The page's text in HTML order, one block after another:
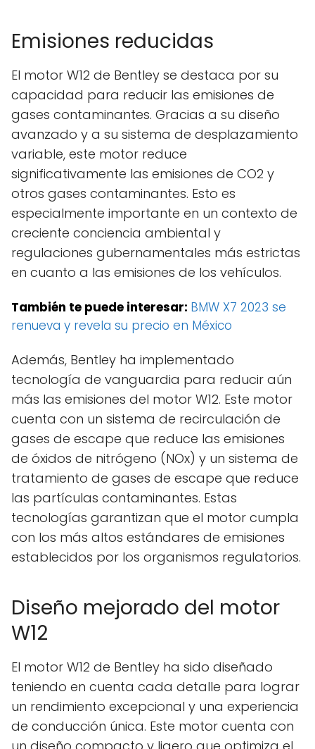
Emisiones reducidas
El motor W12 de Bentley se destaca por su
capacidad para reducir las emisiones de
gases contaminantes. Gracias a su diseño
avanzado y a su sistema de desplazamiento
variable, este motor reduce
significativamente las emisiones de CO2 y
otros gases contaminantes. Esto es
especialmente importante en un contexto de
creciente conciencia ambiental y
regulaciones gubernamentales más estrictas
en cuanto a las emisiones de los vehículos.
También te puede interesar: BMW X7 2023 se
renueva y revela su precio en México
Además, Bentley ha implementado
tecnología de vanguardia para reducir aún
más las emisiones del motor W12. Este motor
cuenta con un sistema de recirculación de
gases de escape que reduce las emisiones
de óxidos de nitrógeno (NOx) y un sistema de
tratamiento de gases de escape que reduce
las partículas contaminantes. Estas
tecnologías garantizan que el motor cumpla
con los más altos estándares de emisiones
establecidos por los organismos regulatorios.
Diseño mejorado del motor
W12
El motor W12 de Bentley ha sido diseñado
teniendo en cuenta cada detalle para lograr
un rendimiento excepcional y una experiencia
de conducción única. Este motor cuenta con